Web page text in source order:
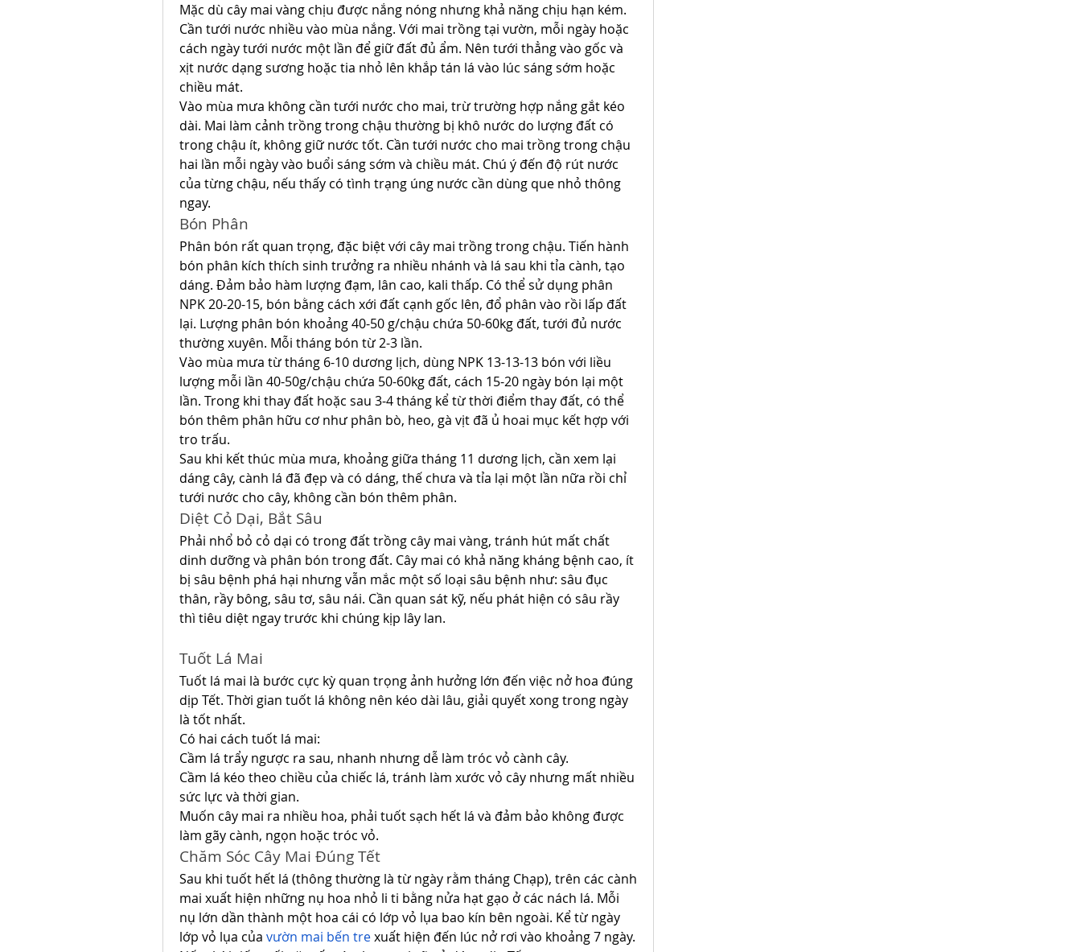
Mặc dù cây mai vàng chịu được nắng nóng nhưng khả năng chịu hạn kém.
Cần tưới nước nhiều vào mùa nắng. Với mai trồng tại vườn, mỗi ngày hoặc
cách ngày tưới nước một lần để giữ đất đủ ẩm. Nên tưới thẳng vào gốc và
xịt nước dạng sương hoặc tia nhỏ lên khắp tán lá vào lúc sáng sớm hoặc
chiều mát.
Vào mùa mưa không cần tưới nước cho mai, trừ trường hợp nắng gắt kéo
dài. Mai làm cảnh trồng trong chậu thường bị khô nước do lượng đất có
trong chậu ít, không giữ nước tốt. Cần tưới nước cho mai trồng trong chậu
hai lần mỗi ngày vào buổi sáng sớm và chiều mát. Chú ý đến độ rút nước
của từng chậu, nếu thấy có tình trạng úng nước cần dùng que nhỏ thông
ngay.
Bón Phân
Phân bón rất quan trọng, đặc biệt với cây mai trồng trong chậu. Tiến hành
bón phân kích thích sinh trưởng ra nhiều nhánh và lá sau khi tỉa cành, tạo
dáng. Đảm bảo hàm lượng đạm, lân cao, kali thấp. Có thể sử dụng phân
NPK 20-20-15, bón bằng cách xới đất cạnh gốc lên, đổ phân vào rồi lấp đất
lại. Lượng phân bón khoảng 40-50 g/chậu chứa 50-60kg đất, tưới đủ nước
thường xuyên. Mỗi tháng bón từ 2-3 lần.
Vào mùa mưa từ tháng 6-10 dương lịch, dùng NPK 13-13-13 bón với liều
lượng mỗi lần 40-50g/chậu chứa 50-60kg đất, cách 15-20 ngày bón lại một
lần. Trong khi thay đất hoặc sau 3-4 tháng kể từ thời điểm thay đất, có thể
bón thêm phân hữu cơ như phân bò, heo, gà vịt đã ủ hoai mục kết hợp với
tro trấu.
Sau khi kết thúc mùa mưa, khoảng giữa tháng 11 dương lịch, cần xem lại
dáng cây, cành lá đã đẹp và có dáng, thế chưa và tỉa lại một lần nữa rồi chỉ
tưới nước cho cây, không cần bón thêm phân.
Diệt Cỏ Dại, Bắt Sâu
Phải nhổ bỏ cỏ dại có trong đất trồng cây mai vàng, tránh hút mất chất
dinh dưỡng và phân bón trong đất. Cây mai có khả năng kháng bệnh cao, ít
bị sâu bệnh phá hại nhưng vẫn mắc một số loại sâu bệnh như: sâu đục
thân, rầy bông, sâu tơ, sâu nái. Cần quan sát kỹ, nếu phát hiện có sâu rầy
thì tiêu diệt ngay trước khi chúng kịp lây lan.
Tuốt Lá Mai
Tuốt lá mai là bước cực kỳ quan trọng ảnh hưởng lớn đến việc nở hoa đúng
dịp Tết. Thời gian tuốt lá không nên kéo dài lâu, giải quyết xong trong ngày
là tốt nhất.
Có hai cách tuốt lá mai:
Cầm lá trẩy ngược ra sau, nhanh nhưng dễ làm tróc vỏ cành cây.
Cầm lá kéo theo chiều của chiếc lá, tránh làm xước vỏ cây nhưng mất nhiều
sức lực và thời gian.
Muốn cây mai ra nhiều hoa, phải tuốt sạch hết lá và đảm bảo không được
làm gãy cành, ngọn hoặc tróc vỏ.
Chăm Sóc Cây Mai Đúng Tết
Sau khi tuốt hết lá (thông thường là từ ngày rằm tháng Chạp), trên các cành
mai xuất hiện những nụ hoa nhỏ li ti bằng nửa hạt gạo ở các nách lá. Mỗi
nụ lớn dần thành một hoa cái có lớp vỏ lụa bao kín bên ngoài. Kể từ ngày
lớp vỏ lụa của vườn mai bến tre xuất hiện đến lúc nở rơi vào khoảng 7 ngày.